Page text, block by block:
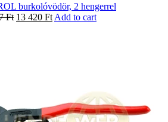
burkolóvödör, 2 hengerrel
Ft 13 420 Ft Add to cart